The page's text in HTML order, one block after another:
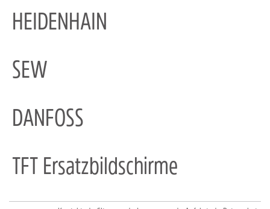
HEIDENHAIN
SEW
DANFOSS
TFT Ersatzbildschirme